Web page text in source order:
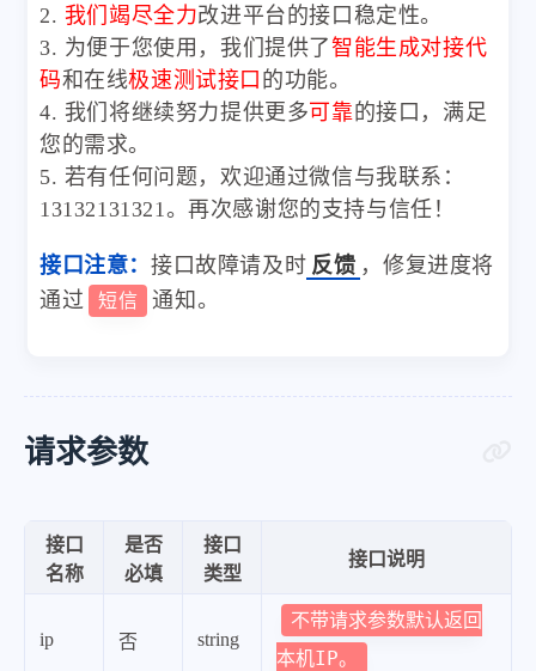
2. 我们竭尽全力改进平台的接口稳定性。
3. 为便于您使用，我们提供了智能生成对接代
码和在线极速测试接口 的功能。
4. 我们将继续努力提供更多可靠的接口，满足
您的需求。
5. 若有任何问题，欢迎通过微信与我联系：
13132131321。再次感谢您的支持与信任！
接口注意： 接口故障请及时 反馈 ，修复进度将
通过
短信 通知。
请求参数
接口
名称
是否
必填
接口
类型
接口说明
ip 否 string
不带请求参数默认返回
本机IP。